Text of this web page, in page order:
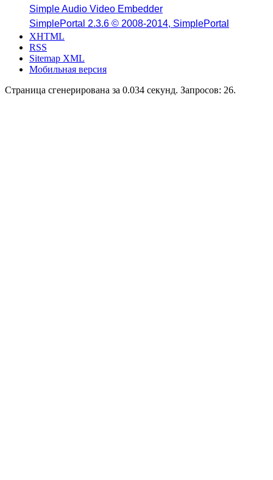
Simple Audio Video Embedder
SimplePortal 2.3.6 © 2008-2014, SimplePortal
XHTML
RSS
Sitemap XML
Мобильная версия
Страница сгенерирована за 0.034 секунд. Запросов: 26.